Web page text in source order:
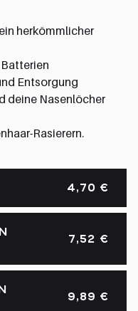
herkömmlicher
Entsorgung
deine Nasenlöcher
Rasierern.
4,70 €
7,52 €
9,89 €